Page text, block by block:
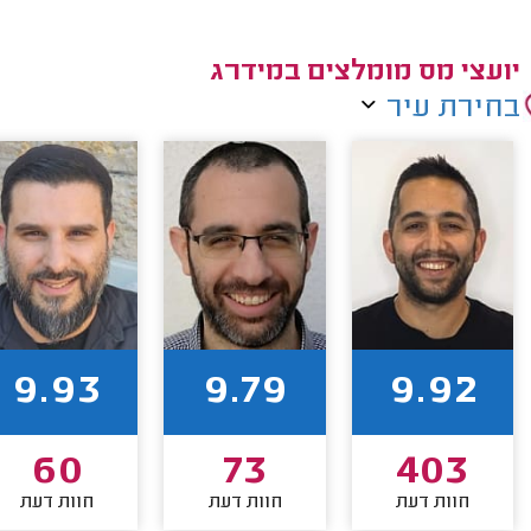
יועצי מס מומלצים במידרג
בחירת עיר
9.92
403
חוות דעת
9.79
73
חוות דעת
9.93
60
חוות דעת